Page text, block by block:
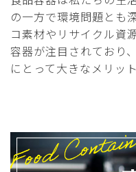
の一方で環境問題とも
コ素材やリサイクル資
容器が注目されており
にとって大きなメリッ